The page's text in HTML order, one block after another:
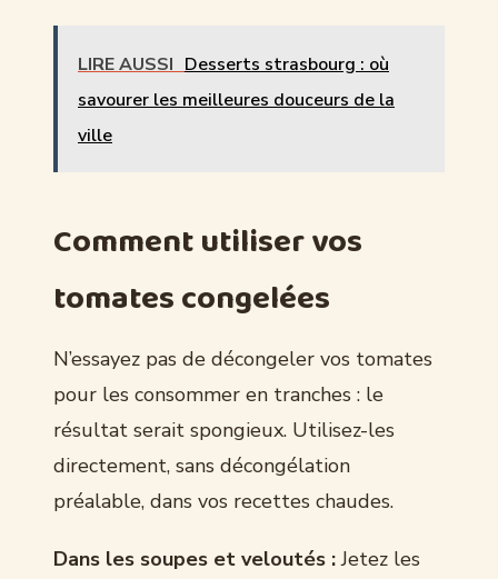
LIRE AUSSI Desserts strasbourg : où
savourer les meilleures douceurs de la
ville
Comment utiliser vos
tomates congelées
N’essayez pas de décongeler vos tomates
pour les consommer en tranches : le
résultat serait spongieux. Utilisez-les
directement, sans décongélation
préalable, dans vos recettes chaudes.
Dans les soupes et veloutés :Jetez les